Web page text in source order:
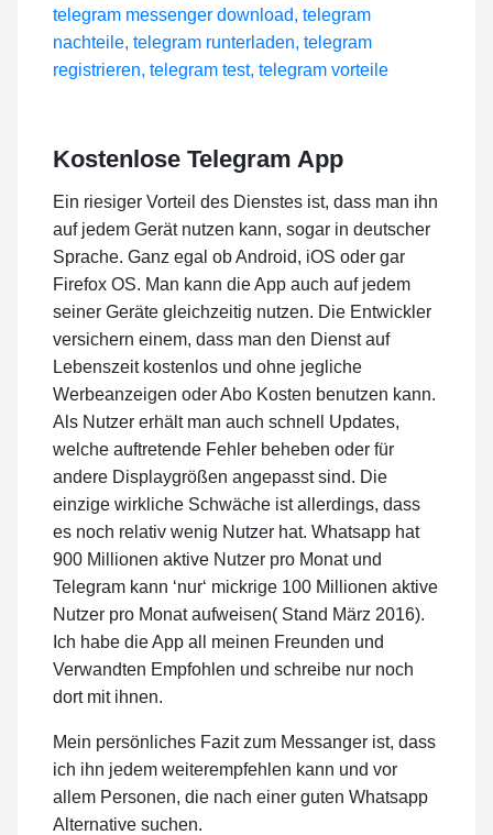
Kostenlose Telegram App
Ein riesiger Vorteil des Dienstes ist, dass man ihn
auf jedem Gerät nutzen kann, sogar in deutscher
Sprache. Ganz egal ob Android, iOS oder gar
Firefox OS. Man kann die App auch auf jedem
seiner Geräte gleichzeitig nutzen. Die Entwickler
versichern einem, dass man den Dienst auf
Lebenszeit kostenlos und ohne jegliche
Werbeanzeigen oder Abo Kosten benutzen kann.
Als Nutzer erhält man auch schnell Updates,
welche auftretende Fehler beheben oder für
andere Displaygrößen angepasst sind. Die
einzige wirkliche Schwäche ist allerdings, dass
es noch relativ wenig Nutzer hat. Whatsapp hat
900 Millionen aktive Nutzer pro Monat und
Telegram kann ‘nur‘ mickrige 100 Millionen aktive
Nutzer pro Monat aufweisen( Stand März 2016).
Ich habe die App all meinen Freunden und
Verwandten Empfohlen und schreibe nur noch
dort mit ihnen.
Mein persönliches Fazit zum Messanger ist, dass
ich ihn jedem weiterempfehlen kann und vor
allem Personen, die nach einer guten Whatsapp
Alternative suchen.